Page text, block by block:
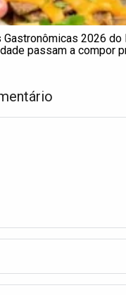
Gastronômicas 2026 do
passam a compor